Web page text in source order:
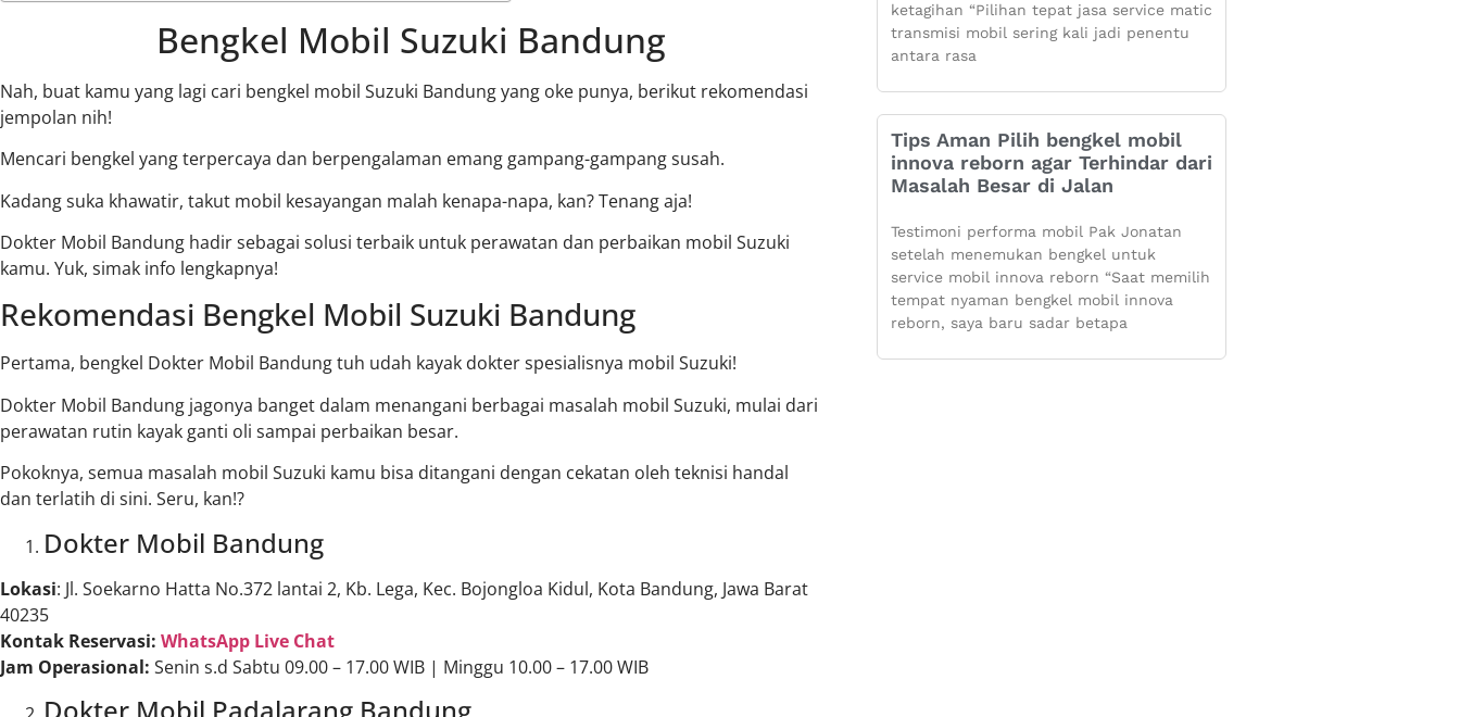
Bengkel Mobil Suzuki Bandung
Nah, buat kamu yang lagi cari bengkel mobil Suzuki Bandung yang oke punya, berikut rekomendasi
jempolan nih!
Mencari bengkel yang terpercaya dan berpengalaman emang gampang-gampang susah.
Kadang suka khawatir, takut mobil kesayangan malah kenapa-napa, kan? Tenang aja!
Dokter Mobil Bandung hadir sebagai solusi terbaik untuk perawatan dan perbaikan mobil Suzuki
kamu. Yuk, simak info lengkapnya!
Rekomendasi Bengkel Mobil Suzuki Bandung
Pertama, bengkel Dokter Mobil Bandung tuh udah kayak dokter spesialisnya mobil Suzuki!
Dokter Mobil Bandung jagonya banget dalam menangani berbagai masalah mobil Suzuki, mulai dari
perawatan rutin kayak ganti oli sampai perbaikan besar.
Pokoknya, semua masalah mobil Suzuki kamu bisa ditangani dengan cekatan oleh teknisi handal
dan terlatih di sini. Seru, kan!?
Dokter Mobil Bandung
Lokasi: Jl. Soekarno Hatta No.372 lantai 2, Kb. Lega, Kec. Bojongloa Kidul, Kota Bandung, Jawa Barat
40235
Kontak Reservasi: WhatsApp Live Chat
Jam Operasional: Senin s.d Sabtu 09.00 – 17.00 WIB | Minggu 10.00 – 17.00 WIB
ketagihan “Pilihan tepat jasa service matic
transmisi mobil sering kali jadi penentu
antara rasa
Tips Aman Pilih bengkel mobil
innova reborn agar Terhindar dari
Masalah Besar di Jalan
Testimoni performa mobil Pak Jonatan
setelah menemukan bengkel untuk
service mobil innova reborn “Saat memilih
tempat nyaman bengkel mobil innova
reborn, saya baru sadar betapa